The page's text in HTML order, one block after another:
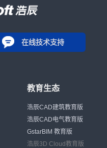
在线技术支持
教育生态
浩辰CAD建筑教育版
浩辰CAD电气教育版
GstarBIM 教育版
浩辰3D Cloud教育版